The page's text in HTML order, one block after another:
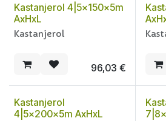
Kastanjerol 4|5x150x5m
AxHxL
Kastanjerol
96,03 €
Kastanjerol
4|5x200x5m AxHxL